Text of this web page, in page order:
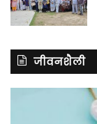
जीवनशैली